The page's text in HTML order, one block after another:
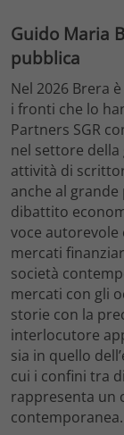
Guido Maria
pubblica
Nel 2026 Brera
i fronti che lo
Partners SGR
nel settore
attività di
anche al
dibattito
voce autorevole
mercati
società
mercati con gli
storie con la
interlocutore
sia in quello
cui i confini tra
rappresenta un
contemporanea.